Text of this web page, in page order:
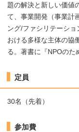
題の解決と新しい価値
て、事業開発（事業計
ング/ファシリテーシ
おける多様な主体の協
る。著書に『NPOのた
定員
30名（先着）
参加費